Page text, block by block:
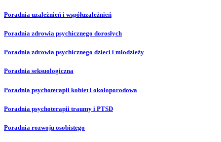
Poradnia uzależnień i współuzależnień
Poradnia zdrowia psychicznego dorosłych
Poradnia zdrowia psychicznego dzieci i młodzieży
Poradnia seksuologiczna
Poradnia psychoterapii kobiet i okołoporodowa
Poradnia psychoterapii traumy i PTSD
Poradnia rozwoju osobistego